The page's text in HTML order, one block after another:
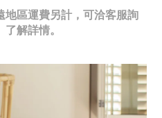
地區運費另計，可洽客服詢
了解詳情。